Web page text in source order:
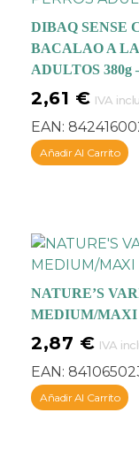
DIBAQ SENSE
BACALAO A LA
ADULTOS 380g
2,61 € IVA
EAN:
Añadir Al Carrito
NATURE’S
MEDIUM/MAXI
2,87 € IVA
EAN:
Añadir Al Carrito